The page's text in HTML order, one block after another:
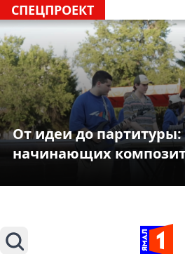
СПЕЦПРОЕКТ
От идеи до
начинающих
Поиск